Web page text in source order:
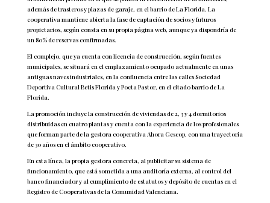
además de trasteros y plazas de garaje, en el barrio de La Florida. La
cooperativa mantiene abierta la fase de captación de socios y futuros
propietarios, según consta en su propia página web, aunque ya dispondría de
un 80% de reservas confirmadas.
El complejo, que ya cuenta con licencia de construcción, según fuentes
municipales, se situará en el emplazamiento ocupado actualmente en unas
antiguas naves industriales, en la confluencia entre las calles Sociedad
Deportiva Cultural Betis Florida y Poeta Pastor, en el citado barrio de La
Florida.
La promoción incluye la construcción de viviendas de 2, 3 y 4 dormitorios
distribuidas en cuatro plantas y cuenta con la experiencia de los profesionales
que forman parte de la gestora cooperativa Ahora Gescop, con una trayectoria
de 30 años en el ámbito cooperativo.
En esta línea, la propia gestora concreta, al publicitar su sistema de
funcionamiento, que está sometida a una auditoría externa, al control del
banco financiador y al cumplimiento de estatutos y depósito de cuentas en el
Registro de Cooperativas de la Comunidad Valenciana.